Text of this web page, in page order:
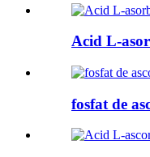
Acid L-
fosfat de